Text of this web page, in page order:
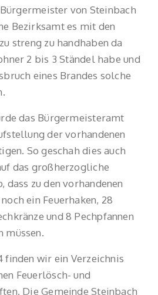
von Steinbach
Bezirksamt es mit den
streng zu handhaben da
2 bis 3 Ständel habe und
eines Brandes solche
das Bürgermeisteramt
der vorhandenen
So geschah dies auch
das großherzogliche
dass zu den vorhandenen
ein Feuerhaken, 28
und 8 Pechpfannen
müssen.
finden wir ein Verzeichnis
Feuerlösch- und
Die Gemeinde Steinbach